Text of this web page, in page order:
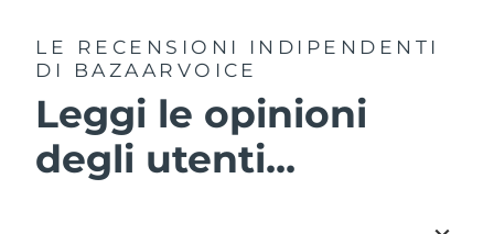
LE RECENSIONI INDIPENDENTI
DI BAZAARVOICE
Leggi le opinioni
degli utenti...